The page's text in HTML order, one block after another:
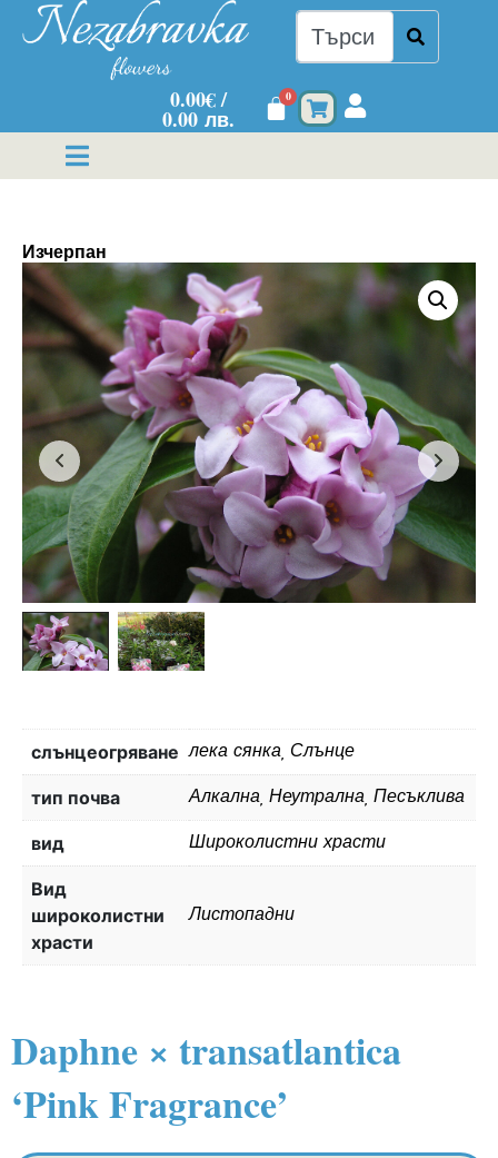
0.00€/
0.00 лв.
0
Изчерпан
слънцеогряване лека сянка, Слънце
тип почва Алкална, Неутрална, Песъклива
вид Широколистни храсти
Вид
широколистни
храсти
Листопадни
Daphne × transatlantica
‘Pink Fragrance’